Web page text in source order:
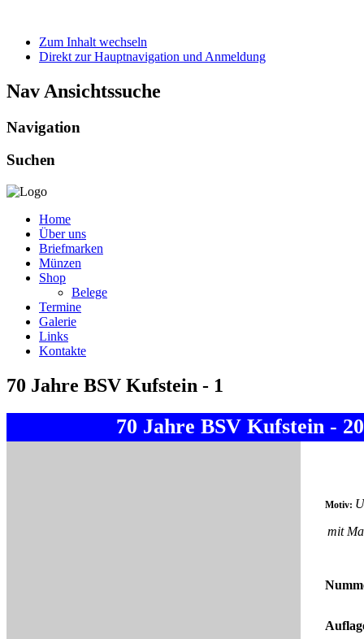
Zum Inhalt wechseln
Direkt zur Hauptnavigation und Anmeldung
Nav Ansichtssuche
Navigation
Suchen
Home
Über uns
Briefmarken
Münzen
Shop
Belege
Termine
Galerie
Links
Kontakte
70 Jahre BSV Kufstein - 1
70 Jahre BSV Kufstein -
Motiv:
mit